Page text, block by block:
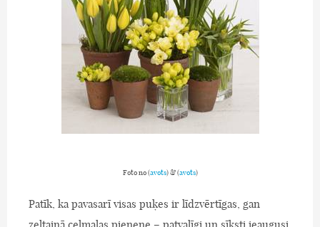
Foto no (avots) & (avots)
Patīk, ka pavasarī visas puķes ir līdzvērtīgas, gan